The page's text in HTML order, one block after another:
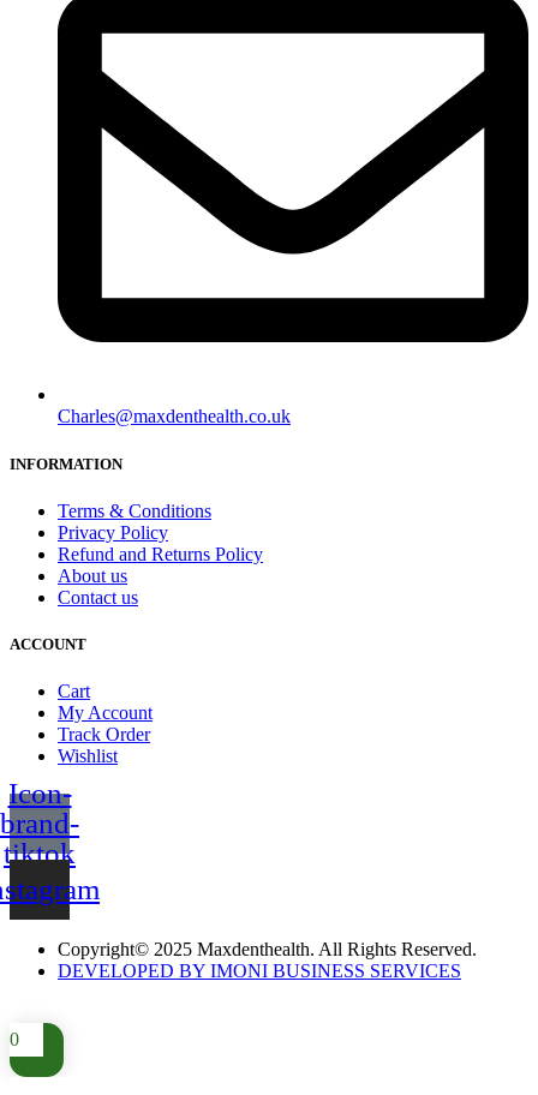
Charles@maxdenthealth.co.uk
INFORMATION
Terms & Conditions
Privacy Policy
Refund and Returns Policy
About us
Contact us
ACCOUNT
Cart
My Account
Track Order
Wishlist
Icon-
brand-
tiktok
Copyright© 2025 Maxdenthealth. All Rights Reserved.
DEVELOPED BY IMONI BUSINESS SERVICES
0